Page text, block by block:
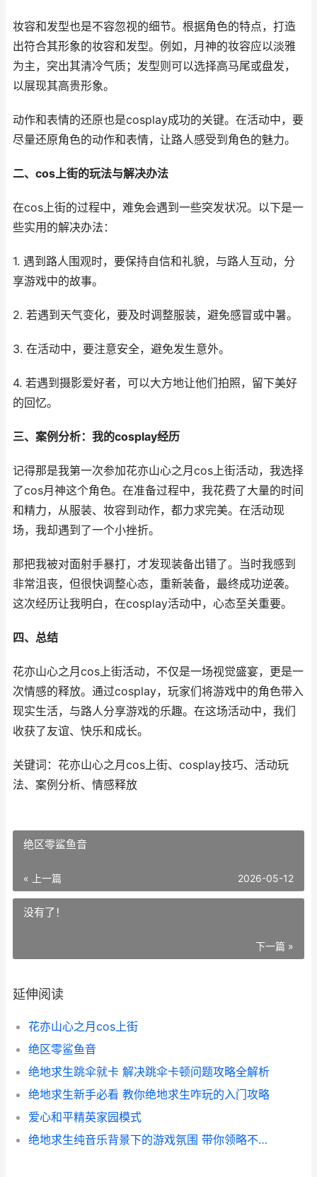
妆容和发型也是不容忽视的细节。根据角色的特点，打造
出符合其形象的妆容和发型。例如，月神的妆容应以淡雅
为主，突出其清冷气质；发型则可以选择高马尾或盘发，
以展现其高贵形象。
动作和表情的还原也是cosplay成功的关键。在活动中，要
尽量还原角色的动作和表情，让路人感受到角色的魅力。
二、cos上街的玩法与解决办法
在cos上街的过程中，难免会遇到一些突发状况。以下是一
些实用的解决办法：
1. 遇到路人围观时，要保持自信和礼貌，与路人互动，分
享游戏中的故事。
2. 若遇到天气变化，要及时调整服装，避免感冒或中暑。
3. 在活动中，要注意安全，避免发生意外。
4. 若遇到摄影爱好者，可以大方地让他们拍照，留下美好
的回忆。
三、案例分析：我的cosplay经历
记得那是我第一次参加花亦山心之月cos上街活动，我选择
了cos月神这个角色。在准备过程中，我花费了大量的时间
和精力，从服装、妆容到动作，都力求完美。在活动现
场，我却遇到了一个小挫折。
那把我被对面射手暴打，才发现装备出错了。当时我感到
非常沮丧，但很快调整心态，重新装备，最终成功逆袭。
这次经历让我明白，在cosplay活动中，心态至关重要。
四、总结
花亦山心之月cos上街活动，不仅是一场视觉盛宴，更是一
次情感的释放。通过cosplay，玩家们将游戏中的角色带入
现实生活，与路人分享游戏的乐趣。在这场活动中，我们
收获了友谊、快乐和成长。
关键词：花亦山心之月cos上街、cosplay技巧、活动玩
法、案例分析、情感释放
绝区零鲨鱼音
« 上一篇 2026-05-12
没有了！
下一篇 »
延伸阅读
花亦山心之月cos上街
绝区零鲨鱼音
绝地求生跳伞就卡 解决跳伞卡顿问题攻略全解析
绝地求生新手必看 教你绝地求生咋玩的入门攻略
爱心和平精英家园模式
绝地求生纯音乐背景下的游戏氛围 带你领略不一样的电竞音乐魅力